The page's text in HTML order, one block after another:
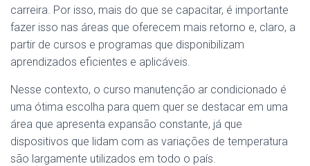
carreira. Por isso, mais do que se capacitar, é importante
fazer isso nas áreas que oferecem mais retorno e, claro, a
partir de cursos e programas que disponibilizam
aprendizados eficientes e aplicáveis.
Nesse contexto, o curso manutenção ar condicionado é
uma ótima escolha para quem quer se destacar em uma
área que apresenta expansão constante, já que
dispositivos que lidam com as variações de temperatura
são largamente utilizados em todo o país.